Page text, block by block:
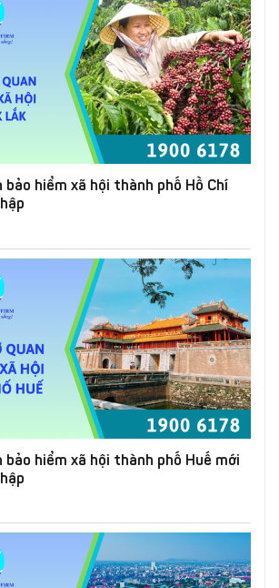
hiểm xã hội thành phố Hồ Chí
bảo hiểm xã hội thành phố Huế mới